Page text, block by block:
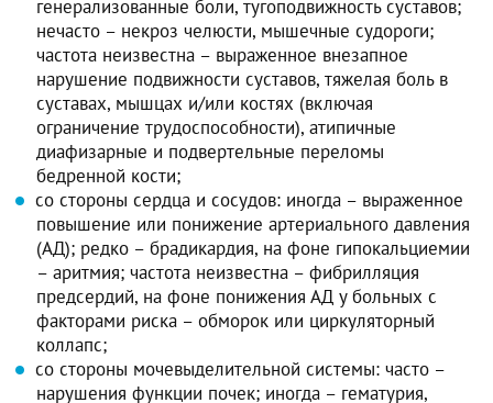
генерализованные боли, тугоподвижность суставов;
нечасто – некроз челюсти, мышечные судороги;
частота неизвестна – выраженное внезапное
нарушение подвижности суставов, тяжелая боль в
суставах, мышцах и/или костях (включая
ограничение трудоспособности), атипичные
диафизарные и подвертельные переломы
бедренной кости;
со стороны сердца и сосудов: иногда – выраженное
повышение или понижение артериального давления
(АД); редко – брадикардия, на фоне гипокальциемии
– аритмия; частота неизвестна – фибрилляция
предсердий, на фоне понижения АД у больных с
факторами риска – обморок или циркуляторный
коллапс;
со стороны мочевыделительной системы: часто –
нарушения функции почек; иногда – гематурия,